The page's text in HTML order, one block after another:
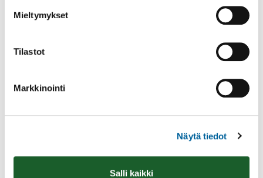
Mieltymykset
Tilastot
Markkinointi
Näytä tiedot
Salli kaikki